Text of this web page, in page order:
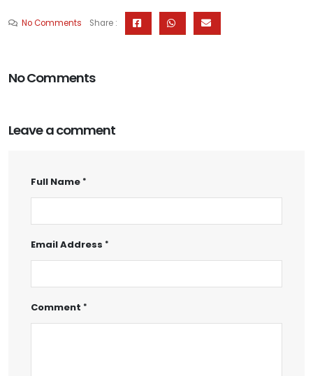
No Comments Share :
No Comments
Leave a comment
Full Name
Email Address
Comment